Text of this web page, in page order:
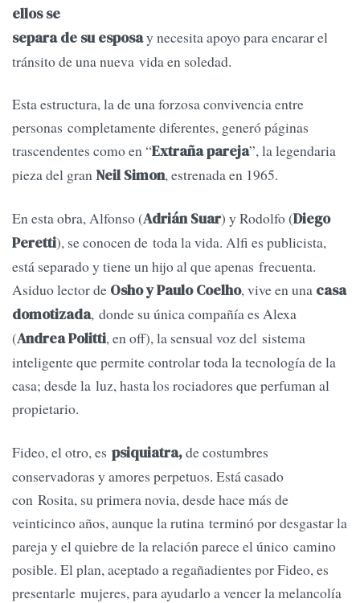
ellos se
separa de su esposay necesita apoyo para encarar el
tránsito de una nueva vida en soledad.
Esta estructura, la de una forzosa convivencia entre
personas completamente diferentes, generó páginas
trascendentes como en “Extraña pareja”, la legendaria
pieza del granNeil Simon, estrenada en 1965.
En esta obra, Alfonso (Adrián Suar) y Rodolfo (Diego
Peretti), se conocen de toda la vida. Alfi es publicista,
está separado y tiene un hijo al que apenas frecuenta.
Asiduo lector de Osho y Paulo Coelho, vive en una casa
domotizada, donde su única compañía es Alexa
(Andrea Politti, en off), la sensual voz del sistema
inteligente que permite controlar toda la tecnología de la
casa; desde la luz, hasta los rociadores que perfuman al
propietario.
Fideo, el otro, es psiquiatra,de costumbres
conservadoras y amores perpetuos. Está casado
con Rosita, su primera novia, desde hace más de
veinticinco años, aunque la rutina terminó por desgastar la
pareja y el quiebre de la relación parece el único camino
posible. El plan, aceptado a regañadientes por Fideo, es
presentarle mujeres, para ayudarlo a vencer la melancolía